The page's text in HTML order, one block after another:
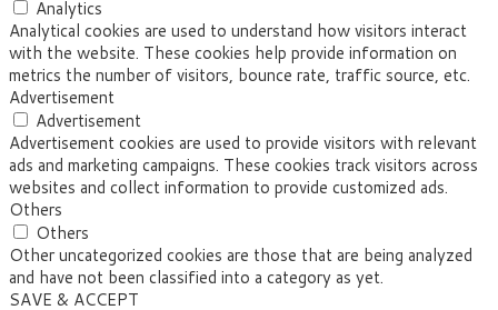
Analytics
Analytical cookies are used to understand how visitors interact
with the website. These cookies help provide information on
metrics the number of visitors, bounce rate, traffic source, etc.
Advertisement
Advertisement
Advertisement cookies are used to provide visitors with relevant
ads and marketing campaigns. These cookies track visitors across
websites and collect information to provide customized ads.
Others
Others
Other uncategorized cookies are those that are being analyzed
and have not been classified into a category as yet.
SAVE & ACCEPT